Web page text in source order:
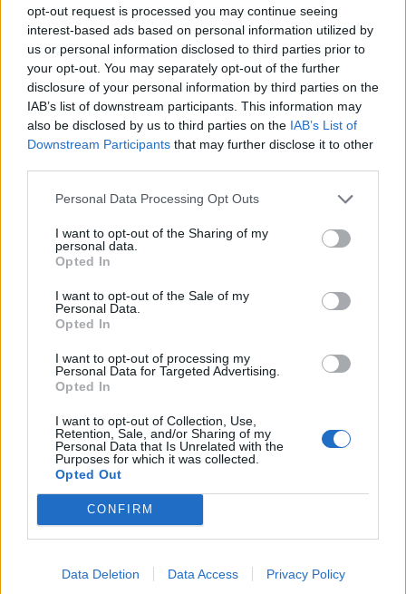
opt-out request is processed you may continue seeing
interest-based ads based on personal information utilized by
us or personal information disclosed to third parties prior to
your opt-out. You may separately opt-out of the further
disclosure of your personal information by third parties on the
IAB’s list of downstream participants. This information may
also be disclosed by us to third parties on the IAB’s List of
Downstream Participants that may further disclose it to other
Personal Data Processing Opt Outs
I want to opt-out of the Sharing of my
personal data.
Opted In
I want to opt-out of the Sale of my
Personal Data.
Opted In
I want to opt-out of processing my
Personal Data for Targeted Advertising.
Opted In
I want to opt-out of Collection, Use,
Retention, Sale, and/or Sharing of my
Personal Data that Is Unrelated with the
Purposes for which it was collected.
Opted Out
CONFIRM
Data Deletion Data Access Privacy Policy